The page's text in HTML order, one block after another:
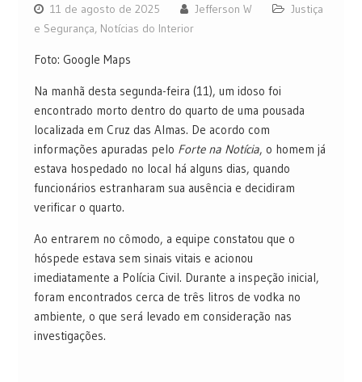
11 de agosto de 2025 Jefferson W
Justiça
e Segurança, Notícias do Interior
Foto: Google Maps
Na manhã desta segunda-feira (11), um idoso foi
encontrado morto dentro do quarto de uma pousada
localizada em Cruz das Almas. De acordo com
informações apuradas pelo Forte na Notícia, o homem já
estava hospedado no local há alguns dias, quando
funcionários estranharam sua ausência e decidiram
verificar o quarto.
Ao entrarem no cômodo, a equipe constatou que o
hóspede estava sem sinais vitais e acionou
imediatamente a Polícia Civil. Durante a inspeção inicial,
foram encontrados cerca de três litros de vodka no
ambiente, o que será levado em consideração nas
investigações.